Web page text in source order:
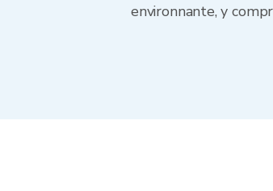
environnante, y